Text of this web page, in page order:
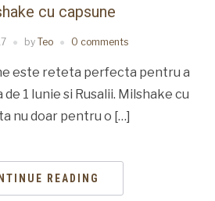
cu capsune
by Teo 0 comments
este reteta perfecta pentru a
1 Iunie si Rusalii. Milshake cu
nu doar pentru o […]
READING